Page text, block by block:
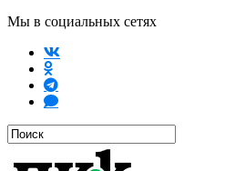
Мы в социальных сетях